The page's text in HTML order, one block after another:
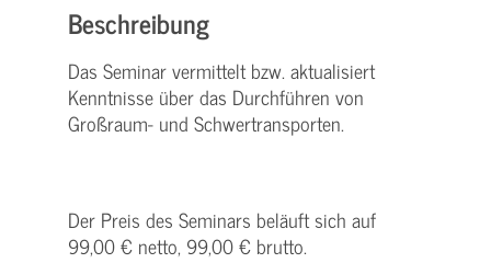
Beschreibung
Das Seminar vermittelt bzw. aktualisiert
Kenntnisse über das Durchführen von
Großraum- und Schwertransporten.
Der Preis des Seminars beläuft sich auf
99,00 € netto, 99,00 € brutto.